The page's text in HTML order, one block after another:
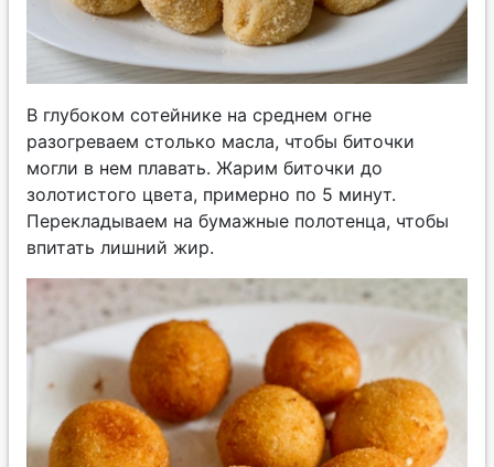
В глубоком сотейнике на среднем огне
разогреваем столько масла, чтобы биточки
могли в нем плавать. Жарим биточки до
золотистого цвета, примерно по 5 минут.
Перекладываем на бумажные полотенца, чтобы
впитать лишний жир.